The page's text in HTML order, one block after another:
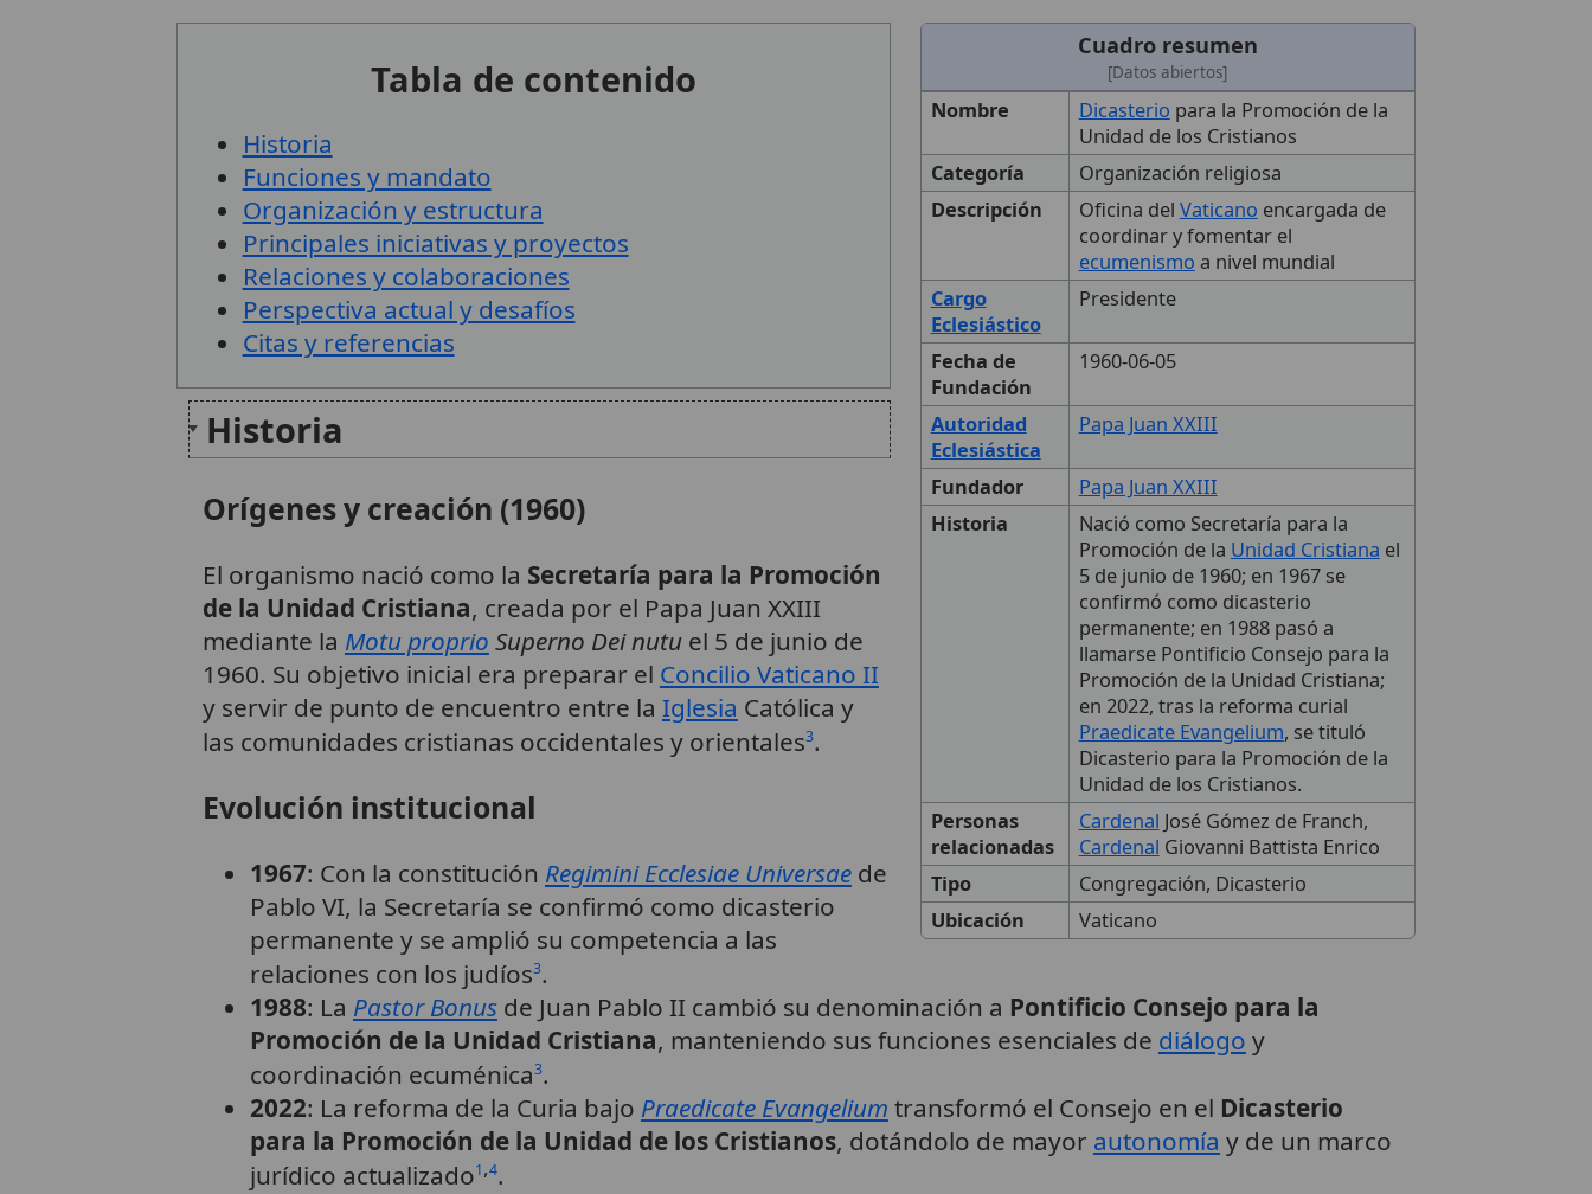
Cuadro resumen
[Datos abiertos]
Nombre Dicasterio para la Promoción de la
Unidad de los Cristianos
Categoría
Organización religiosa
Descripción
Oficina del Vaticano encargada de
coordinar y fomentar el
ecumenismo a nivel mundial
Cargo
Eclesiástico
Presidente
Fecha de
Fundación
1960-06-05
Autoridad
Eclesiástica
Papa Juan XXIII
Fundador
Papa Juan XXIII
Historia
Nació como Secretaría para la
Promoción de la Unidad Cristiana el
5 de junio de 1960; en 1967 se
confirmó como dicasterio
permanente; en 1988 pasó a
llamarse Pontificio Consejo para la
Promoción de la Unidad Cristiana;
en 2022, tras la reforma curial
Praedicate Evangelium, se tituló
Dicasterio para la Promoción de la
Unidad de los Cristianos.
Personas
relacionadas
Cardenal José Gómez de Franch,
Cardenal Giovanni Battista Enrico
Tipo
Congregación, Dicasterio
Ubicación
Vaticano
Tabla de contenido
Historia
Funciones y mandato
Organización y estructura
Principales iniciativas y proyectos
Relaciones y colaboraciones
Perspectiva actual y desafíos
Citas y referencias
Historia
Orígenes y creación (1960)
El organismo nació como la Secretaría para la Promoción
de la Unidad Cristiana, creada por el Papa Juan XXIII
mediante la Motu proprio Superno Dei nutuel 5 de junio de
1960. Su objetivo inicial era preparar el Concilio Vaticano II
y servir de punto de encuentro entre la Iglesia Católica y
las comunidades cristianas occidentales y orientales3.
Evolución institucional
1967: Con la constitución Regimini Ecclesiae Universaede
Pablo VI, la Secretaría se confirmó como dicasterio
permanente y se amplió su competencia a las
relaciones con los judíos3.
1988: La Pastor Bonusde Juan Pablo II cambió su denominación a Pontificio Consejo para la
Promoción de la Unidad Cristiana, manteniendo sus funciones esenciales de diálogo y
coordinación ecuménica3.
2022: La reforma de la Curia bajo Praedicate Evangelium transformó el Consejo en el Dicasterio
para la Promoción de la Unidad de los Cristianos, dotándolo de mayor autonomía y de un marco
jurídico actualizado1,4.